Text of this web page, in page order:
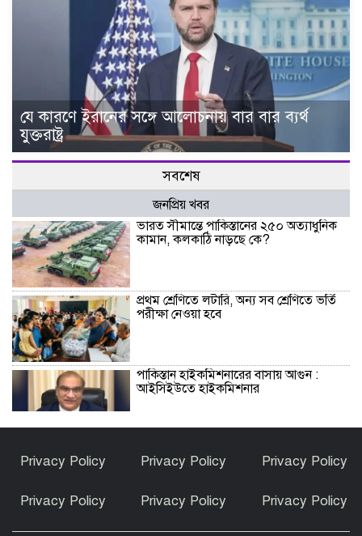
যে কারণে ইরানের সঙ্গে আলোচনায় বার বার ব্যর্থ
যুক্তরাষ্ট্র
সবশেষ
জনপ্রিয় খবর
ভারত সীমান্তে পাকিস্তানের ২৫০ অত্যাধুনিক
কামান, কলকাঠি নাড়ছে কে?
প্রথম শ্রেণিতে লটারি, অন্য সব শ্রেণিতে ভর্তি
পরীক্ষা নেওয়া হবে
পাকিস্তান হাইকমিশনারের বাসায় আগুন :
আইসিইউতে হাইকমিশনার
রাঙালেন গোলাপি রঙে
Privacy Policy Privacy Policy Privacy Policy
Privacy Policy Privacy Policy Privacy Policy